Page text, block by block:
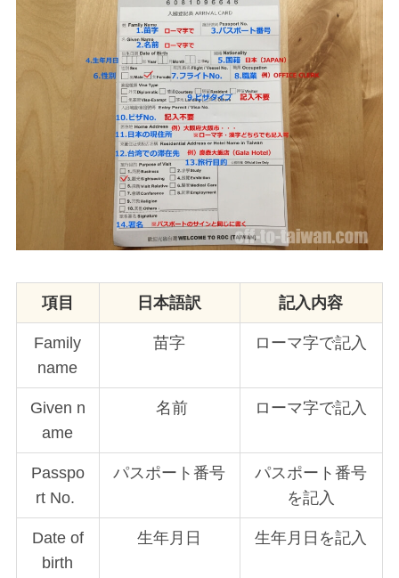
項目 日本語訳 記入内容
Family
name
苗字 ローマ字で記入
Given n
ame
名前 ローマ字で記入
Passpo
rt No.
パスポート番号
パスポート番号
を記入
Date of
birth
生年月日 生年月日を記入